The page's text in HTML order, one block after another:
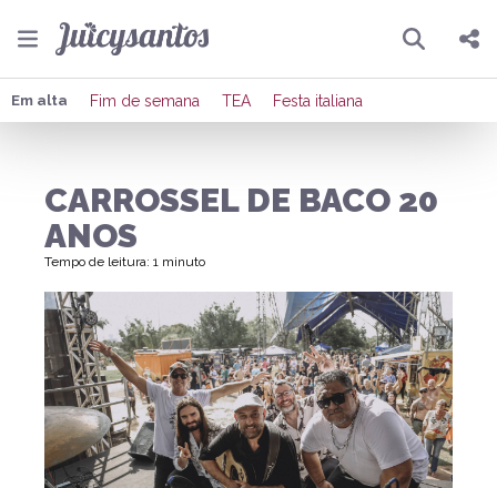
Pesquisar
Compartilhar
Enviar por Whatsapp
Publicar no X
Em alta Fim de semana TEA Festa italiana
CARROSSEL DE BACO 20
ANOS
Tempo de leitura: 1 minuto